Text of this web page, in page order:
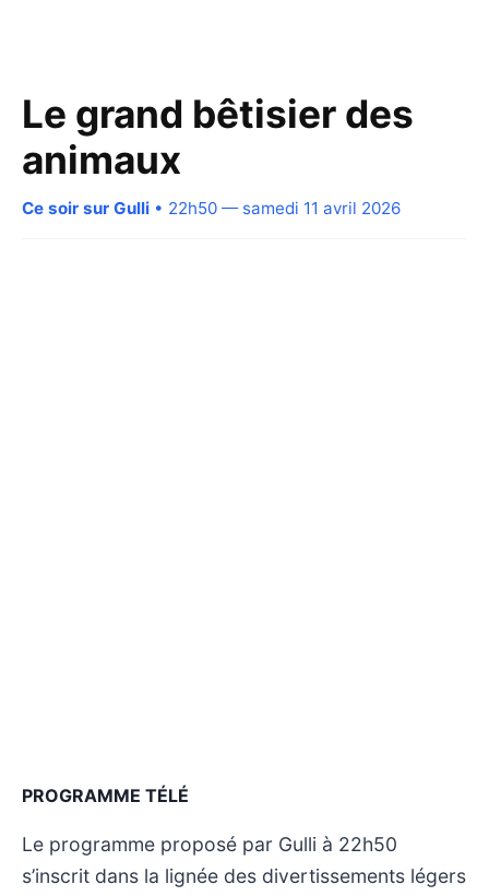
Le grand bêtisier des
animaux
Ce soir sur Gulli • 22h50 — samedi 11 avril 2026
PROGRAMME TÉLÉ
Le programme proposé par Gulli à 22h50
s’inscrit dans la lignée des divertissements légers